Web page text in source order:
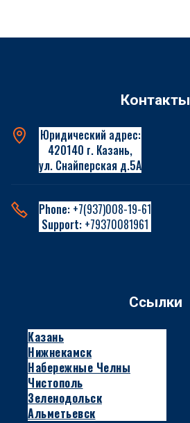
Контакты
Юридический адрес:
420140 г. Казань,
ул. Снайперская д.5А
Phone: +7(937)008-19-61
Support: +79370081961
Ссылки
Казань
Нижнекамск
Набережные Челны
Чистополь
Зеленодольск
Альметьевск